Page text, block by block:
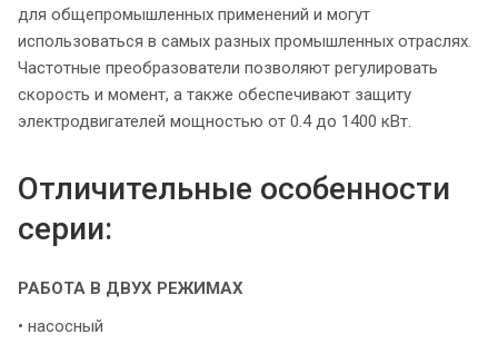
для общепромышленных применений и могут
использоваться в самых разных промышленных отраслях.
Частотные преобразователи позволяют регулировать
скорость и момент, а также обеспечивают защиту
электродвигателей мощностью от 0.4 до 1400 кВт.
Отличительные особенности
серии:
РАБОТА В ДВУХ РЕЖИМАХ
• насосный